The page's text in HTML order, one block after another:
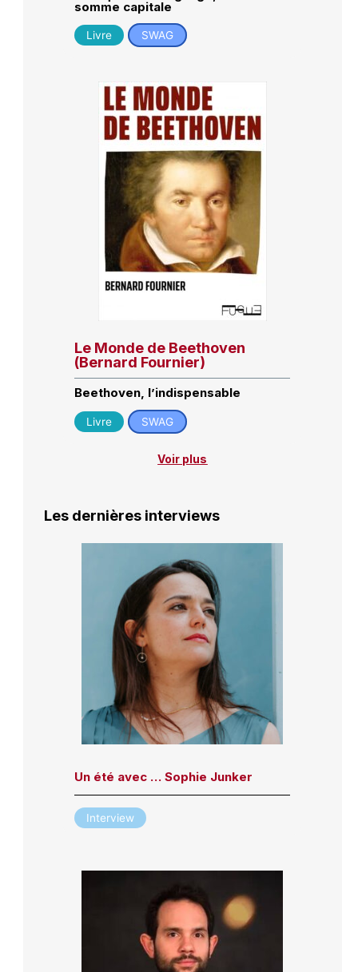
somme capitale
Livre SWAG
Le Monde de Beethoven
(Bernard Fournier)
Beethoven, l’indispensable
Livre SWAG
Voir plus
Les dernières interviews
Un été avec … Sophie Junker
Interview